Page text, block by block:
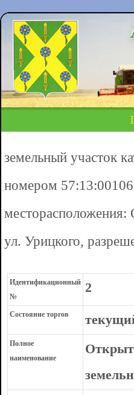
земельный участок
номером
месторасположения:
ул. Урицкого,
Идентификационный
№
2
Состояние торгов
Полное
наименование